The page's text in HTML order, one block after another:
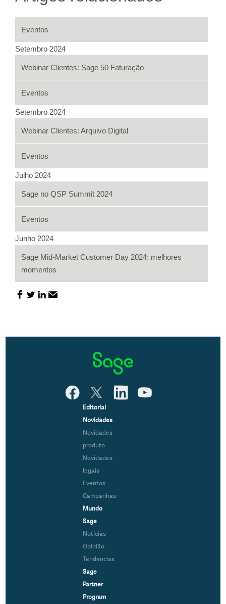
Eventos
Setembro 2024
Webinar Clientes: Sage 50 Faturação
Eventos
Setembro 2024
Webinar Clientes: Arquivo Digital
Eventos
Julho 2024
Sage no QSP Summit 2024
Eventos
Junho 2024
Sage Mid-Market Customer Day 2024: melhores
momentos
Editorial
Novidades
Novidades
produto
Novidades
legais
Eventos
Campanhas
Mundo
Sage
Notícias
Opinião
Tendencias
Sage
Partner
Program